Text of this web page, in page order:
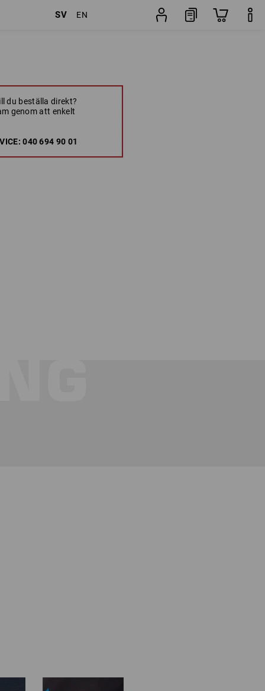
du beställa direkt?
genom att enkelt
040 694 90 01
SV EN